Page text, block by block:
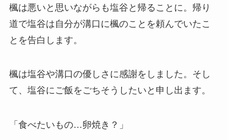
楓は悪いと思いながらも塩谷と帰ることに。帰り
道で塩谷は自分が溝口に楓のことを頼んでいたこ
とを告白します。
楓は塩谷や溝口の優しさに感謝をしました。そし
て、塩谷にご飯をごちそうしたいと申し出ます。
「食べたいもの…卵焼き？」